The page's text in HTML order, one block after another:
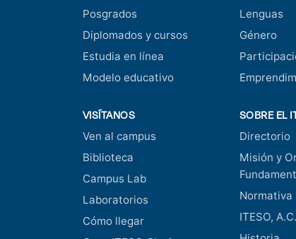
Posgrados
Diplomados y cursos
Estudia en línea
Modelo educativo
Lenguas
Género
VISÍTANOS
Ven al campus
Biblioteca
Campus Lab
Laboratorios
Cómo llegar
SOBRE EL
Directorio
Misión y
ITESO, A.C.